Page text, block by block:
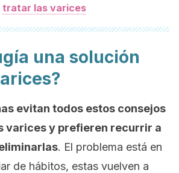
tratar las varices
una solución
evitan todos estos consejos
varices y prefieren recurrir a
. El problema está en
de hábitos, estas vuelven a